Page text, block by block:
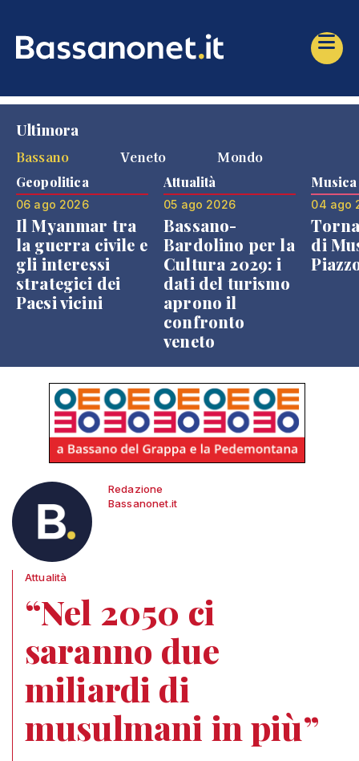
Ultimora
Bassano
Veneto Mondo
Geopolitica
06 ago 2026
Il Myanmar tra
la guerra civile e
gli interessi
strategici dei
Paesi vicini
Attualità
05 ago 2026
Bassano-
Bardolino per la
Cultura 2029: i
dati del turismo
aprono il
confronto
veneto
Musica
04 ago
di
Redazione
Bassanonet.it
Attualità
“Nel 2050 ci
saranno due
miliardi di
musulmani in più”